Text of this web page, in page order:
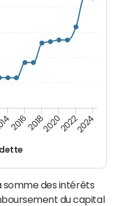
20162018202020222024
somme des intérêts
du capital